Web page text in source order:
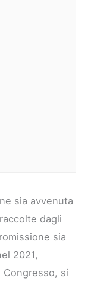
sia avvenuta
dagli
sia
2021,
si